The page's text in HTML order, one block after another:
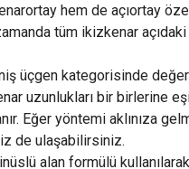
hem de açıortay
tüm ikizkenar
üçgen kategorisinde
uzunlukları bir birlerine
Eğer yöntemi aklınıza
de ulaşabilirsiniz.
alan formülü